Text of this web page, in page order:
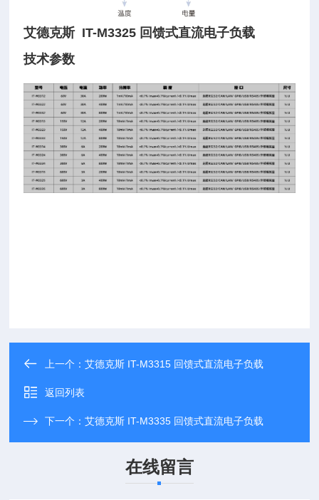
艾德克斯 IT-M3325 回馈式直流电子负载
技术参数
上一个：艾德克斯 IT-M3315 回馈式直流电子负载
返回列表
下一个：艾德克斯 IT-M3335 回馈式直流电子负载
在线留言